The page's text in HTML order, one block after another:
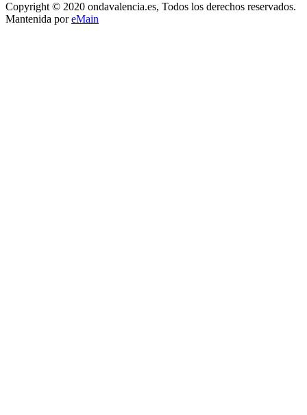
Copyright © 2020 ondavalencia.es, Todos los derechos reservados.
Mantenida poreMain